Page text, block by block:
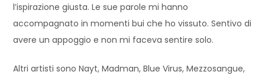
l’ispirazione giusta. Le sue parole mi hanno
accompagnato in momenti bui che ho vissuto. Sentivo di
avere un appoggio e non mi faceva sentire solo.
Altri artisti sono Nayt, Madman, Blue Virus, Mezzosangue,